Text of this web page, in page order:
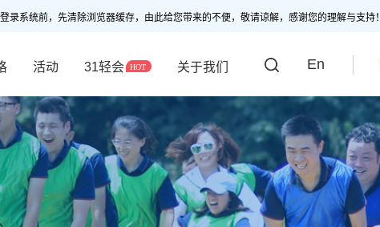
系统前，先清除浏览器缓存，由此给您带来的不便，敬请谅解，感谢您的理解与支持！
活动 31轻会 关于我们 En